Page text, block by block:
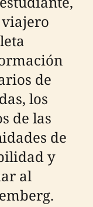
de
los
de las
de
y
al